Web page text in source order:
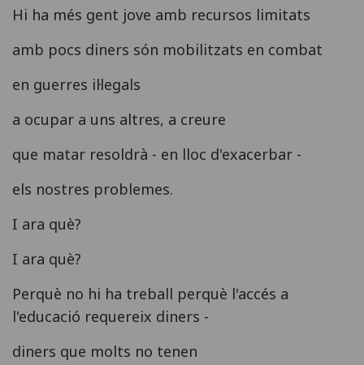
Hi ha més gent jove amb recursos limitats
amb pocs diners són mobilitzats en combat
en guerres il·legals
a ocupar a uns altres, a creure
que matar resoldrà - en lloc d'exacerbar -
els nostres problemes.
I ara què?
I ara què?
Perquè no hi ha treball perquè l'accés a
l'educació requereix diners -
diners que molts no tenen